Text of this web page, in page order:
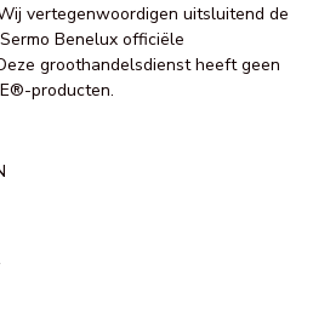
vertegenwoordigen uitsluitend de
Benelux officiële
groothandelsdienst heeft geen
producten.